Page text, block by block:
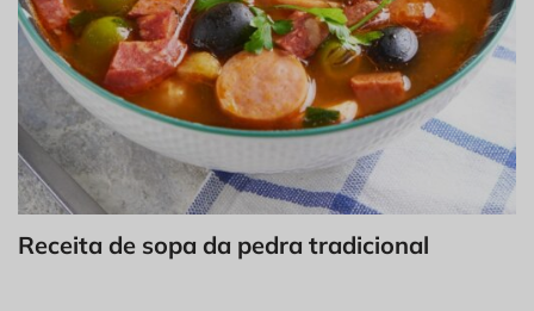
Receita de sopa da pedra tradicional